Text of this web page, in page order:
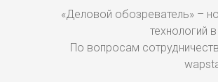
«Деловой обозреватель» –
технологий
По вопросам